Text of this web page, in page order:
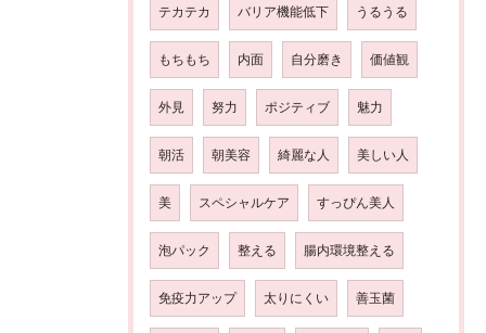
テカテカ バリア機能低下 うるうる
もちもち 内面 自分磨き 価値観
外見 努力 ポジティブ 魅力
朝活 朝美容 綺麗な人 美しい人
美 スペシャルケア すっぴん美人
泡パック 整える 腸内環境整える
免疫力アップ 太りにくい 善玉菌